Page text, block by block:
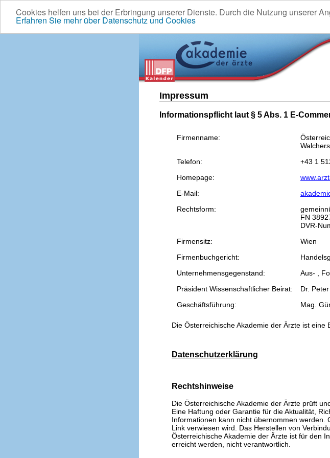
Cookies helfen uns bei der Erbringung unserer Dienste. Durch die Nutzung unserer
Erfahren Sie mehr über Datenschutz und Cookies
Impressum
Informationspflicht laut § 5 Abs. 1 E-
Firmenname:
Telefon:
+43 1
Homepage:
E-Mail:
Rechtsform:
FN
DVR-
Firmensitz:
Wien
Firmenbuchgericht:
Unternehmensgegenstand:
Aus- ,
Präsident Wissenschaftlicher Beirat:
Dr.
Geschäftsführung:
Mag.
Die Österreichische Akademie der Ärzte ist
Datenschutzerklärung
Rechtshinweise
Die Österreichische Akademie der Ärzte prüft
Eine Haftung oder Garantie für die Aktualität,
Informationen kann nicht übernommen werden.
Link verwiesen wird. Das Herstellen von
Österreichische Akademie der Ärzte ist für den
erreicht werden, nicht verantwortlich.